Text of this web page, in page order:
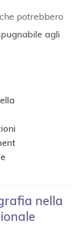
potrebbero
agli
nella